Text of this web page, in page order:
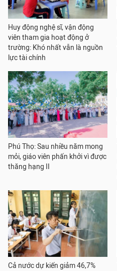
Huy động nghệ sĩ, vận động
viên tham gia hoạt động ở
trường: Khó nhất vẫn là nguồn
lực tài chính
Phú Thọ: Sau nhiều năm mong
mỏi, giáo viên phấn khởi vì được
thăng hạng II
Cả nước dự kiến giảm 46,7%